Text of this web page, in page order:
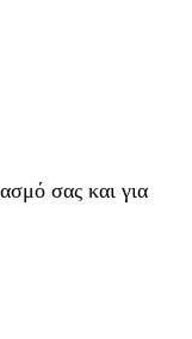
σας και για